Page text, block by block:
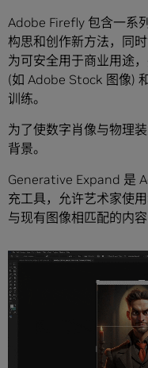
Adobe Firefly 包含一系
构思和创作新方法，同
为可安全用于商业用途
(如 Adobe Stock 图像)
训练。
为了使数字肖像与物理
背景。
Generative Expand 是
充工具，允许艺术家使
与现有图像相匹配的内